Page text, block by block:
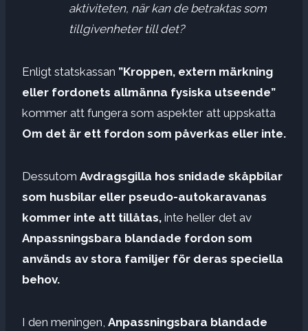
aktiviteten, när kan de betraktas som
tillgivenheter till det?
Enligt statskassan ”Kroppen, extern märkning
eller fordonets allmänna fysiska utseende”
kommer att fungera som aspekter att uppskatta
Om det är ett fordon som påverkas eller inte.
Dessutom Avdragsgilla hos snidade skåpbilar
som husbilar eller pseudo-autokaravanas
kommer inte att tillåtas, inte heller det av
Anpassningsbara blandade fordon som
används av stora familjer för deras speciella
behov.
I den meningen, Anpassningsbara blandade